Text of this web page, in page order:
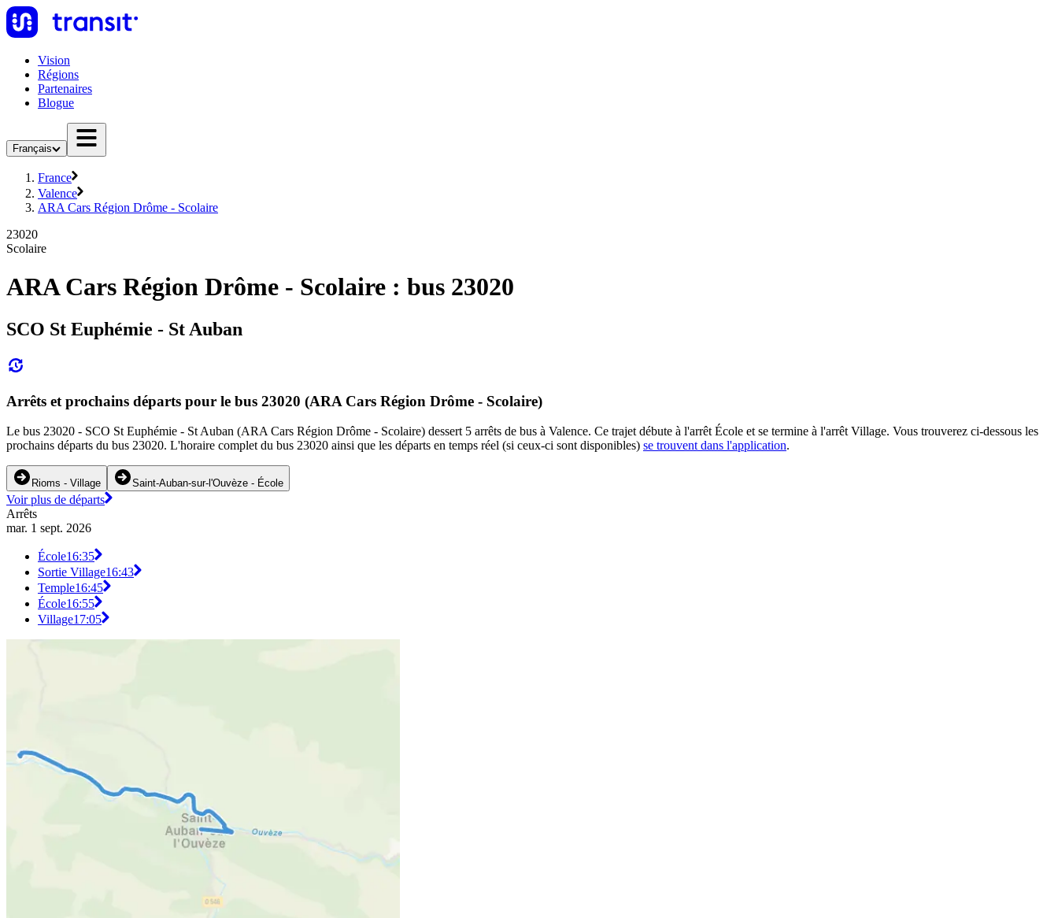
Vision
Régions
Partenaires
Blogue
Français
France
Valence
ARA Cars Région Drôme - Scolaire
23020
Scolaire
ARA Cars Région Drôme - Scolaire : bus 23020
SCO St Euphémie - St Auban
Arrêts et prochains départs pour le bus 23020 (ARA Cars Région Drôme - Scolaire)
Le bus 23020 - SCO St Euphémie - St Auban (ARA Cars Région Drôme - Scolaire) dessert 5 arrêts de bus à Valence. Ce trajet débute à l'arrêt École et se termine à l'arrêt Village. Vous trouverez ci-dessous les
prochains départs du bus 23020. L'horaire complet du bus 23020 ainsi que les départs en temps réel (si ceux-ci sont disponibles) se trouvent dans l'application.
Rioms - Village Saint-Auban-sur-l'Ouvèze - École
Voir plus de départs
Arrêts
mar. 1 sept. 2026
École16:35
Sortie Village16:43
Temple16:45
École16:55
Village17:05